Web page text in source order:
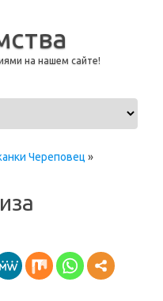
на нашем сайте!
Череповец »